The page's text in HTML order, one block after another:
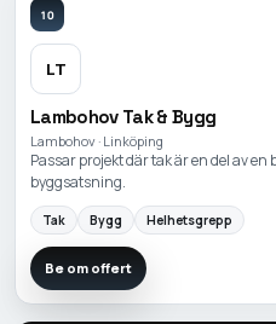
10
LT
Lambohov Tak & Bygg
Lambohov · Linköping
Passar projekt där tak är en del av
byggsatsning.
Tak Bygg Helhetsgrepp
Be om offert